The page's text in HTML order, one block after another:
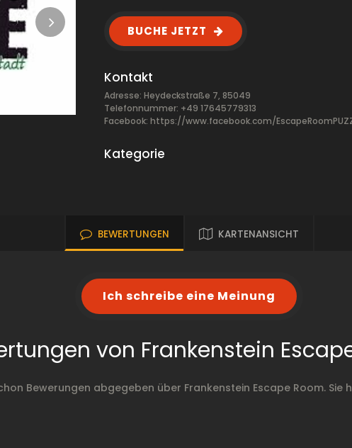
BUCHE JETZT
Kontakt
Adresse: Heydeckstraße 7, 85049
Telefonnummer: +49 17645779313
Facebook: https://www.facebook.com/
Kategorie
BEWERTUNGEN KARTENANSICHT
Ich schreibe eine Meinung
von Frankenstein
Bewerungen abgegeben über Frankenstein Escape Room.